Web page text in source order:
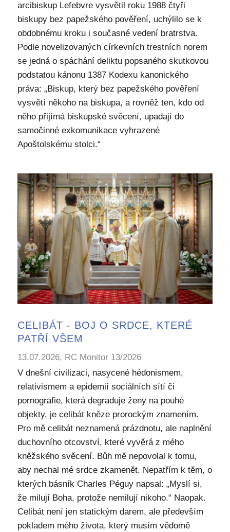
arcibiskup Lefebvre vysvětil roku 1988 čtyři
biskupy bez papežského pověření, uchýlilo se k
obdobnému kroku i současné vedení bratrstva.
Podle novelizovaných církevních trestních norem
se jedná o spáchání deliktu popsaného skutkovou
podstatou kánonu 1387 Kodexu kanonického
práva: „Biskup, který bez papežského pověření
vysvětí někoho na biskupa, a rovněž ten, kdo od
něho přijímá biskupské svěcení, upadají do
samočinné exkomunikace vyhrazené
Apoštolskému stolci.“
CELIBÁT - BOJ O SRDCE, KTERÉ
PATŘÍ VŠEM
13.07.2026, RC Monitor 13/2026
V dnešní civilizaci, nasycené hédonismem,
relativismem a epidemií sociálních sítí či
pornografie, která degraduje ženy na pouhé
objekty, je celibát kněze prorockým znamením.
Pro mě celibát neznamená prázdnotu, ale naplnění
duchovního otcovství, které vyvěrá z mého
kněžského svěcení. Bůh mě nepovolal k tomu,
aby nechal mé srdce zkamenět. Nepatřím k těm, o
kterých básník Charles Péguy napsal: „Myslí si,
že milují Boha, protože nemilují nikoho.“ Naopak.
Celibát není jen statickým darem, ale především
pokladem mého života, který musím vědomě